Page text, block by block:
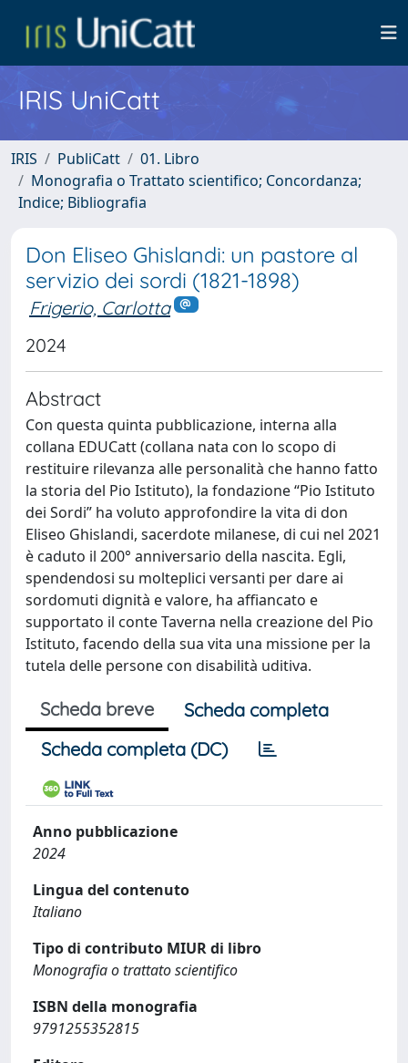
IRIS UniCatt
IRIS PubliCatt
01. Libro
Monografia o Trattato scientifico; Concordanza;
Indice; Bibliografia
Don Eliseo Ghislandi: un pastore al
servizio dei sordi (1821-1898)
Frigerio, Carlotta
2024
Abstract
Con questa quinta pubblicazione, interna alla
collana EDUCatt (collana nata con lo scopo di
restituire rilevanza alle personalità che hanno fatto
la storia del Pio Istituto), la fondazione “Pio Istituto
dei Sordi” ha voluto approfondire la vita di don
Eliseo Ghislandi, sacerdote milanese, di cui nel 2021
è caduto il 200° anniversario della nascita. Egli,
spendendosi su molteplici versanti per dare ai
sordomuti dignità e valore, ha affiancato e
supportato il conte Taverna nella creazione del Pio
Istituto, facendo della sua vita una missione per la
tutela delle persone con disabilità uditiva.
Scheda breve
Scheda completa
Scheda completa (DC)
Anno pubblicazione
2024
Lingua del contenuto
Italiano
Tipo di contributo MIUR di libro
Monografia o trattato scientifico
ISBN della monografia
9791255352815